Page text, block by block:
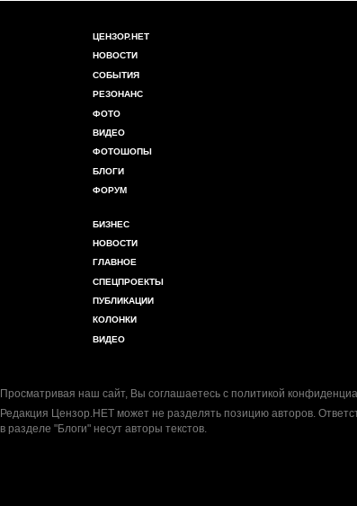
ЦЕНЗОР.НЕТ
НОВОСТИ
СОБЫТИЯ
РЕЗОНАНС
ФОТО
ВИДЕО
ФОТОШОПЫ
БЛОГИ
ФОРУМ
БИЗНЕС
НОВОСТИ
ГЛАВНОЕ
СПЕЦПРОЕКТЫ
ПУБЛИКАЦИИ
КОЛОНКИ
ВИДЕО
Просматривая наш сайт, Вы соглашаетесь с политикой
Редакция Цензор.НЕТ может не разделять позицию авторов.
в разделе "Блоги" несут авторы текстов.